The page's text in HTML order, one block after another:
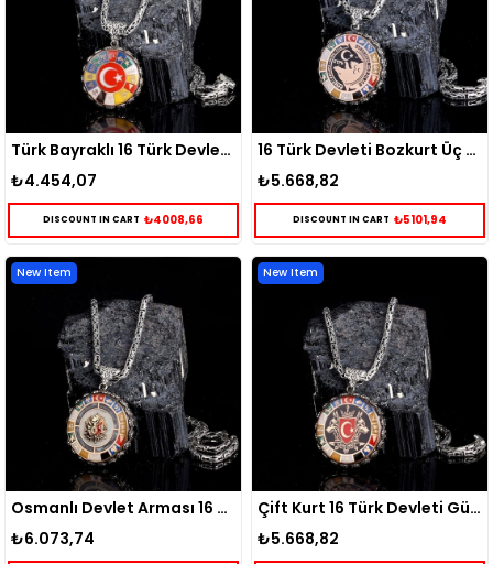
Türk Bayraklı 16 Türk Devleti Gümüş Kolye
₺4.454,07
DISCOUNT IN CART ₺4008,66
16 Türk Devleti Bozkurt Üç Hilal Gümüş Kolye
₺5.668,82
DISCOUNT IN CART ₺5101,94
Osmanlı Devlet Arması 16 Türk Devleti Gümüş Kolye
₺6.073,74
New Item
Çift Kurt 16 Türk Devleti Gümüş Kolye
₺5.668,82
New Item